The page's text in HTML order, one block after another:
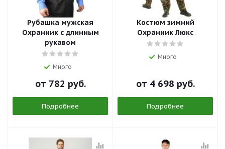
Рубашка мужская
Охранник с длинным
рукавом
Много
от 782 руб.
Подробнее
Костюм зимний
Охранник Люкс
Много
от 4 698 руб.
Подробнее